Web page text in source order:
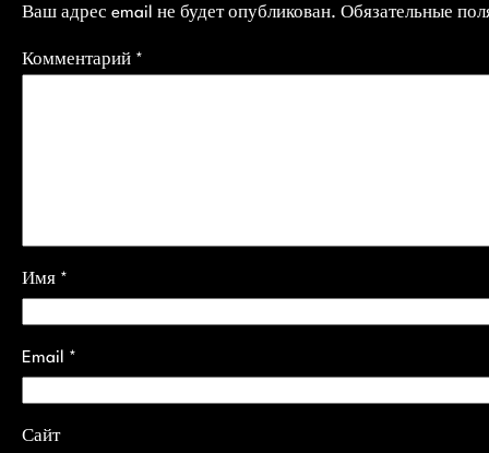
Ваш адрес email не будет опубликован. Обязательные
Комментарий *
Имя *
Email *
Сайт